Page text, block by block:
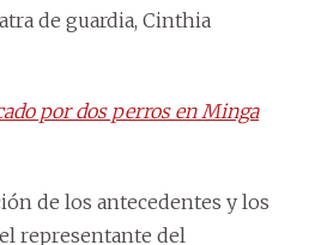
de guardia, Cinthia
por dos perros en Minga
de los antecedentes y los
representante del